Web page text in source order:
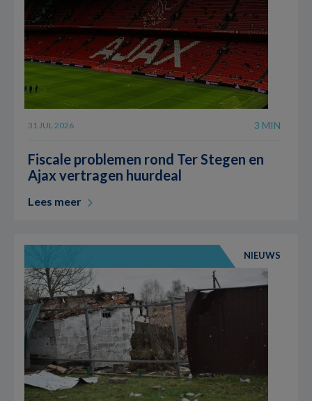
31 JUL 2026 3 MIN
Fiscale problemen rond Ter Stegen en
Ajax vertragen huurdeal
Lees meer
NIEUWS